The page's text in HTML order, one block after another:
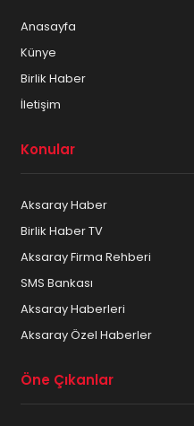
Anasayfa
Künye
Birlik Haber
İletişim
Konular
Aksaray Haber
Birlik Haber TV
Aksaray Firma Rehberi
SMS Bankası
Aksaray Haberleri
Aksaray Özel Haberler
Öne Çıkanlar